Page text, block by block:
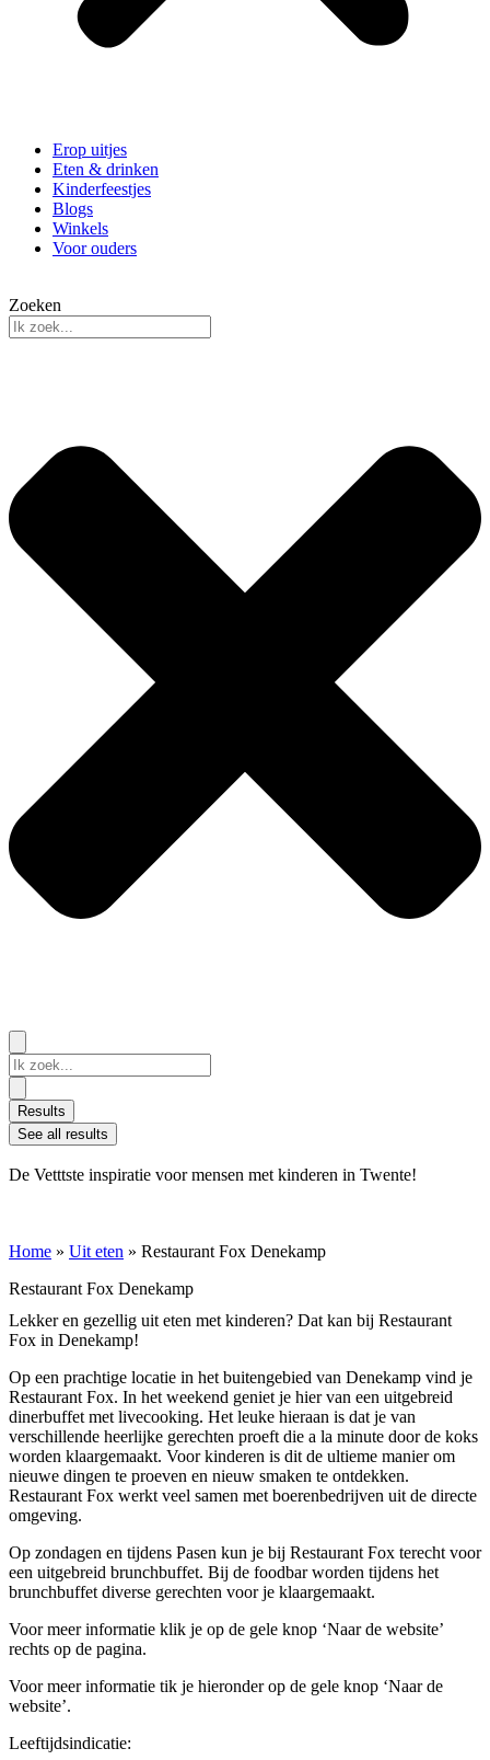
Erop uitjes
Eten & drinken
Kinderfeestjes
Blogs
Winkels
Voor ouders
Zoeken
Search
...
Results
See all results
De Vetttste inspiratie voor mensen met kinderen in Twente!
Home » Uit eten » Restaurant Fox Denekamp
Restaurant Fox Denekamp
Lekker en gezellig uit eten met kinderen? Dat kan bij Restaurant
Fox in Denekamp!
Op een prachtige locatie in het buitengebied van Denekamp vind je
Restaurant Fox. In het weekend geniet je hier van een uitgebreid
dinerbuffet met livecooking. Het leuke hieraan is dat je van
verschillende heerlijke gerechten proeft die a la minute door de koks
worden klaargemaakt. Voor kinderen is dit de ultieme manier om
nieuwe dingen te proeven en nieuw smaken te ontdekken.
Restaurant Fox werkt veel samen met boerenbedrijven uit de directe
omgeving.
Op zondagen en tijdens Pasen kun je bij Restaurant Fox terecht voor
een uitgebreid brunchbuffet. Bij de foodbar worden tijdens het
brunchbuffet diverse gerechten voor je klaargemaakt.
Voor meer informatie klik je op de gele knop ‘Naar de website’
rechts op de pagina.
Voor meer informatie tik je hieronder op de gele knop ‘Naar de
website’.
Leeftijdsindicatie: